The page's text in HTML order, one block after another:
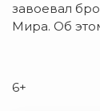
завоевал
Мира. Об
6+